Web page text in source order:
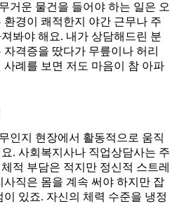
거운 물건을 들어야 하는 일은 오
경이 쾌적한지 야간 근무나 주
봐야 해요. 내가 상담해드린 분
격증을 땄다가 무릎이나 허리
례를 보면 저도 마음이 참 아파
인지 현장에서 활동적으로 움직
. 사회복지사나 직업상담사는 주
적 부담은 적지만 정신적 스트레
직은 몸을 계속 써야 하지만 잡
있죠. 자신의 체력 수준을 냉정